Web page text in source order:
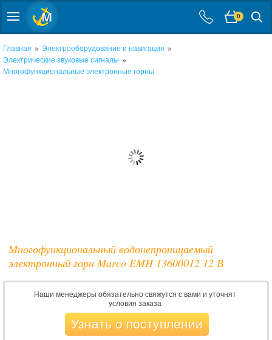
0
Главная » Электрооборудование и навигация »
Электрические звуковые сигналы »
Многофункциональные электронные горны
Многофункциональный водонепроницаемый
электронный горн Marco EMH 13600012 12 В
Наши менеджеры обязательно свяжутся с вами и уточнят
условия заказа
Узнать о поступлении